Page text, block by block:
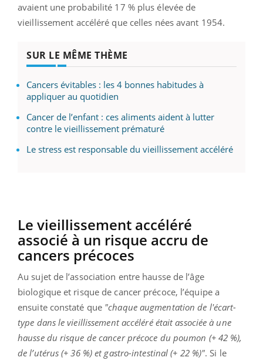
avaient une probabilité 17 % plus élevée de
vieillissement accéléré que celles nées avant 1954.
SUR LE MÊME THÈME
Cancers évitables : les 4 bonnes habitudes à
appliquer au quotidien
Cancer de l’enfant : ces aliments aident à lutter
contre le vieillissement prématuré
Le stress est responsable du vieillissement accéléré
Le vieillissement accéléré
associé à un risque accru de
cancers précoces
Au sujet de l’association entre hausse de l’âge
biologique et risque de cancer précoce, l’équipe a
ensuite constaté que "chaque augmentation de l'écart-
type dans le vieillissement accéléré était associée à une
hausse du risque de cancer précoce du poumon (+ 42 %),
de l’utérus (+ 36 %) et gastro-intestinal (+ 22 %)". Si le